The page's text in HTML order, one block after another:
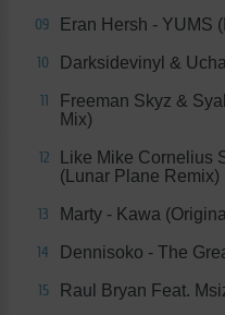
09 Eran Hersh - YUMS
10 Darksidevinyl &
11
Freeman Skyz &
Mix)
12
Like Mike Cornelius
(Lunar Plane Remix)
13 Marty - Kawa
14 Dennisoko - The
15 Raul Bryan Feat.